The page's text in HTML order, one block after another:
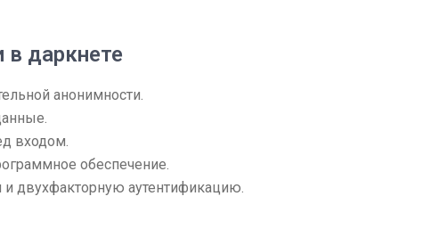
в даркнете
анонимности.
входом.
обеспечение.
двухфакторную аутентификацию.